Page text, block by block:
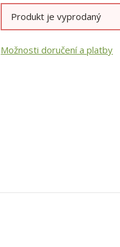
Produkt je vyprodaný
Možnosti doručení a platby